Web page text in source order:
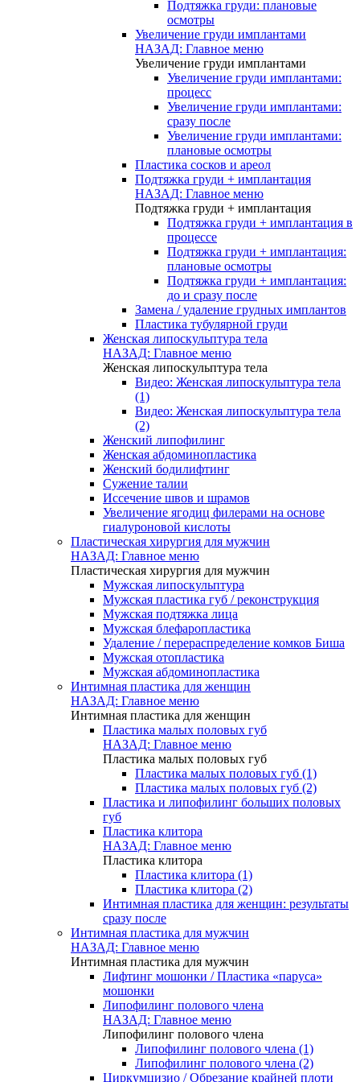
Подтяжка груди: плановые
осмотры
Увеличение груди имплантами
НАЗАД: Главное меню
Увеличение груди имплантами
Увеличение груди имплантами:
процесс
Увеличение груди имплантами:
сразу после
Увеличение груди имплантами:
плановые осмотры
Пластика сосков и ареол
Подтяжка груди + имплантация
НАЗАД: Главное меню
Подтяжка груди + имплантация
Подтяжка груди + имплантация в
процессе
Подтяжка груди + имплантация:
плановые осмотры
Подтяжка груди + имплантация:
до и сразу после
Замена / удаление грудных имплантов
Пластика тубулярной груди
Женская липоскульптура тела
НАЗАД: Главное меню
Женская липоскульптура тела
Видео: Женская липоскульптура тела
(1)
Видео: Женская липоскульптура тела
(2)
Женский липофилинг
Женская абдоминопластика
Женский бодилифтинг
Сужение талии
Иссечение швов и шрамов
Увеличение ягодиц филерами на основе
гиалуроновой кислоты
Пластическая хирургия для мужчин
НАЗАД: Главное меню
Пластическая хирургия для мужчин
Мужская липоскульптура
Мужская пластика губ / реконструкция
Мужская подтяжка лица
Мужская блефаропластика
Удаление / перераспределение комков Биша
Мужская отопластика
Мужская абдоминопластика
Интимная пластика для женщин
НАЗАД: Главное меню
Интимная пластика для женщин
Пластика малых половых губ
НАЗАД: Главное меню
Пластика малых половых губ
Пластика малых половых губ (1)
Пластика малых половых губ (2)
Пластика и липофилинг больших половых
губ
Пластика клитора
НАЗАД: Главное меню
Пластика клитора
Пластика клитора (1)
Пластика клитора (2)
Интимная пластика для женщин: результаты
сразу после
Интимная пластика для мужчин
НАЗАД: Главное меню
Интимная пластика для мужчин
Лифтинг мошонки / Пластика «паруса»
мошонки
Липофилинг полового члена
НАЗАД: Главное меню
Липофилинг полового члена
Липофилинг полового члена (1)
Липофилинг полового члена (2)
Циркумцизио / Обрезание крайней плоти